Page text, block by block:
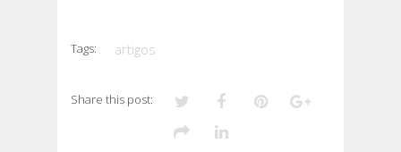
Tags: artigos
Share this post: